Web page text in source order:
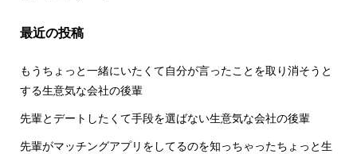
最近の投稿
もうちょっと一緒にいたくて自分が言ったことを取り消そうと
する生意気な会社の後輩
先輩とデートしたくて手段を選ばない生意気な会社の後輩
先輩がマッチングアプリをしてるのを知っちゃったちょっと生